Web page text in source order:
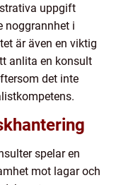
uppgift
noggrannhet i
är även en viktig
anlita en konsult
det inte
spelar en
mot lagar och